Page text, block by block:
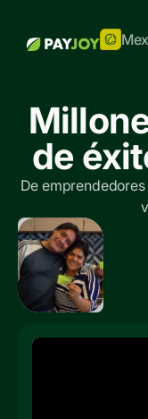
de
De